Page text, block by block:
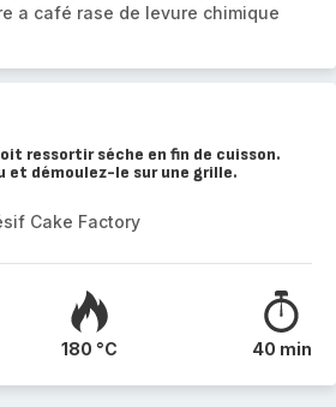
a café rase de levure chimique
ressortir séche en fin de cuisson.
et démoulez-le sur une grille.
Cake Factory
180 °C 40 min